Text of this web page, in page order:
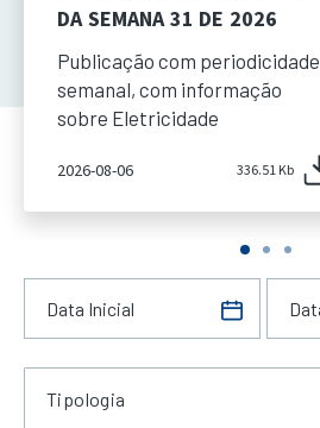
DA SEMANA 31 DE 2026
Publicação com periodicidade
semanal, com informação
sobre Eletricidade
2026-08-06 336.51 Kb
Tipologia